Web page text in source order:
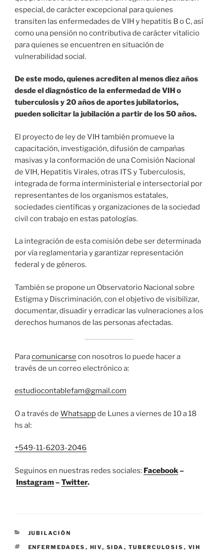
especial, de carácter excepcional para quienes
transiten las enfermedades de VIH y hepatitis B o C, así
como una pensión no contributiva de carácter vitalicio
para quienes se encuentren en situación de
vulnerabilidad social.
De este modo, quienes acrediten al menos diez años
desde el diagnóstico de la enfermedad de VIH o
tuberculosis y 20 años de aportes jubilatorios,
pueden solicitar la jubilación a partir de los 50 años.
El proyecto de ley de VIH también promueve la
capacitación, investigación, difusión de campañas
masivas y la conformación de una Comisión Nacional
de VIH, Hepatitis Virales, otras ITS y Tuberculosis,
integrada de forma interministerial e intersectorial por
representantes de los organismos estatales,
sociedades científicas y organizaciones de la sociedad
civil con trabajo en estas patologías.
La integración de esta comisión debe ser determinada
por vía reglamentaria y garantizar representación
federal y de géneros.
También se propone un Observatorio Nacional sobre
Estigma y Discriminación, con el objetivo de visibilizar,
documentar, disuadir y erradicar las vulneraciones a los
derechos humanos de las personas afectadas.
Paracomunicarse con nosotros lo puede hacer a
través de un correo electrónico a:
estudiocontablefam@gmail.com
O a través de Whatsappde Lunes a viernes de 10 a 18
hs al:
+549-11-6203-2046
Seguinos en nuestras redes sociales: Facebook–
Instagram–Twitter.
CATEGORÍAS
JUBILACIÓN
ETIQUETAS
ENFERMEDADES , HIV, SIDA , TUBERCULOSIS , VIH